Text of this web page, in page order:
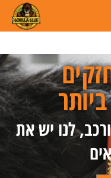
לנו יש את